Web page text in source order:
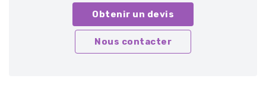
Obtenir un devis
Nous contacter